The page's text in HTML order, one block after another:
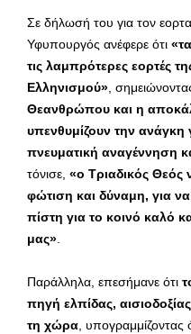
Σε δήλωσή του για τον
Υφυπουργός ανέφερε ότι
τις λαμπρότερες εορτές
Ελληνισμού» ,
Θεανθρώπου και η
υπενθυμίζουν την
πνευματική αναγέννηση
τόνισε, «ο Τριαδικός Θεός
φώτιση και δύναμη, για
πίστη για το κοινό καλό
μας»
Παράλληλα, επεσήμανε ότι
πηγή ελπίδας,
τη χώρα , υπογραμμίζοντας